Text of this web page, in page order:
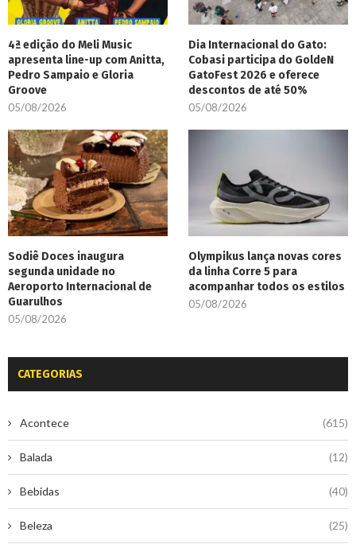
4ª edição do Meli Music
apresenta line-up com Anitta,
Pedro Sampaio e Gloria
Groove
05/08/2026
Dia Internacional do Gato:
Cobasi participa do GoldeN
GatoFest 2026 e oferece
descontos de até 50%
05/08/2026
Sodiê Doces inaugura
segunda unidade no
Aeroporto Internacional de
Guarulhos
05/08/2026
Olympikus lança novas cores
da linha Corre 5 para
acompanhar todos os estilos
05/08/2026
CATEGORIAS
Acontece (615)
Balada (12)
Bebidas (40)
Beleza (25)